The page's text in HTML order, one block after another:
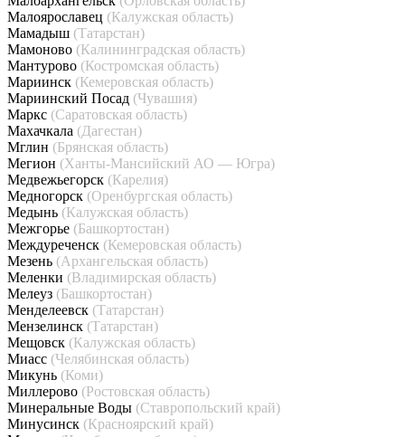
Малоярославец (Калужская область)
Мамадыш (Татарстан)
Мамоново (Калининградская область)
Мантурово (Костромская область)
Мариинск (Кемеровская область)
Мариинский Посад (Чувашия)
Маркс (Саратовская область)
Махачкала (Дагестан)
Мглин (Брянская область)
Мегион (Ханты-Мансийский АО — Югра)
Медвежьегорск (Карелия)
Медногорск (Оренбургская область)
Медынь (Калужская область)
Межгорье (Башкортостан)
Междуреченск (Кемеровская область)
Мезень (Архангельская область)
Меленки (Владимирская область)
Мелеуз (Башкортостан)
Менделеевск (Татарстан)
Мензелинск (Татарстан)
Мещовск (Калужская область)
Миасс (Челябинская область)
Микунь (Коми)
Миллерово (Ростовская область)
Минеральные Воды (Ставропольский край)
Минусинск (Красноярский край)